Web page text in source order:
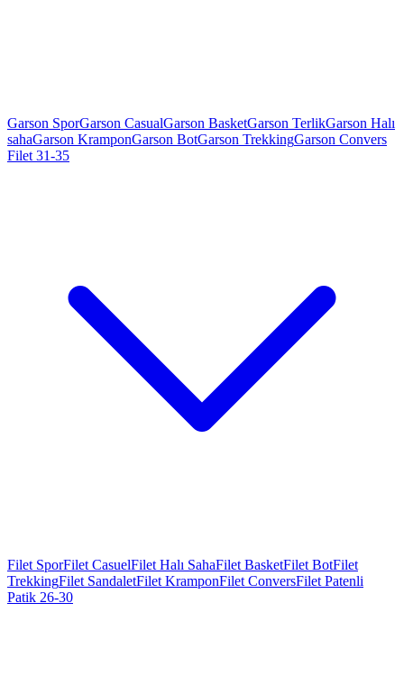
Garson SporGarson CasualGarson BasketGarson TerlikGarson Halı
sahaGarson KramponGarson BotGarson TrekkingGarson Convers
Filet 31-35
Filet SporFilet CasuelFilet Halı SahaFilet BasketFilet BotFilet
TrekkingFilet SandaletFilet KramponFilet ConversFilet Patenli
Patik 26-30